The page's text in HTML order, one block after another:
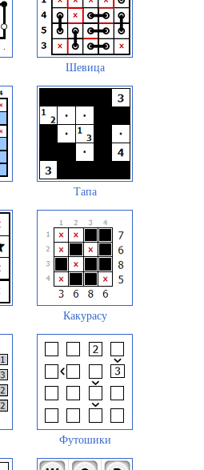
Шевица
Тапа
Какурасу
Футошики